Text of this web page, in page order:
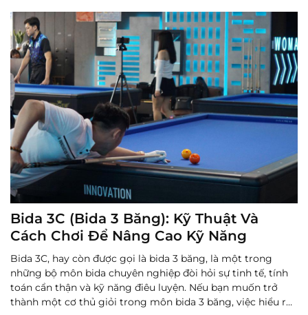
Đọc thêm
Bida 3C (Bida 3 Băng): Kỹ Thuật Và
Cách Chơi Để Nâng Cao Kỹ Năng
Bida 3C, hay còn được gọi là bida 3 băng, là một trong
những bộ môn bida chuyên nghiệp đòi hỏi sự tinh tế, tính
toán cẩn thận và kỹ năng điêu luyện. Nếu bạn muốn trở
thành một cơ thủ giỏi trong môn bida 3 băng, việc hiểu rõ